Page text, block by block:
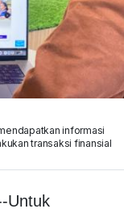
informasi
transaksi finansial
Untuk